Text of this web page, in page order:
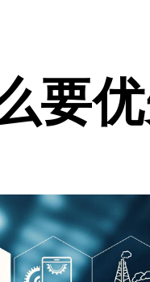
要